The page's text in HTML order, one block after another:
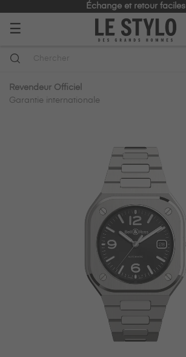
Échange et retour faciles
Basculer
navigation
☰
Revendeur Officiel
Garantie internationale